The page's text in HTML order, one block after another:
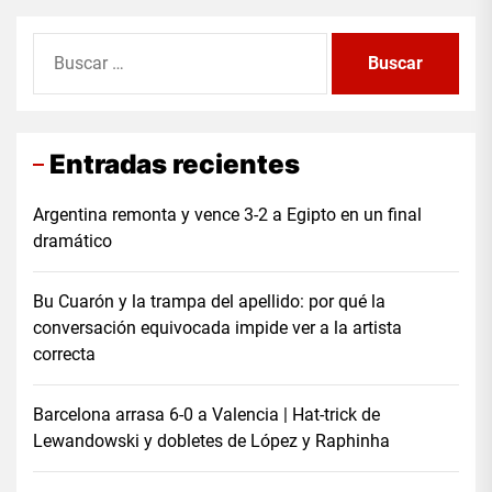
Entradas recientes
Argentina remonta y vence 3-2 a Egipto en un final
dramático
Bu Cuarón y la trampa del apellido: por qué la
conversación equivocada impide ver a la artista
correcta
Barcelona arrasa 6-0 a Valencia | Hat-trick de
Lewandowski y dobletes de López y Raphinha